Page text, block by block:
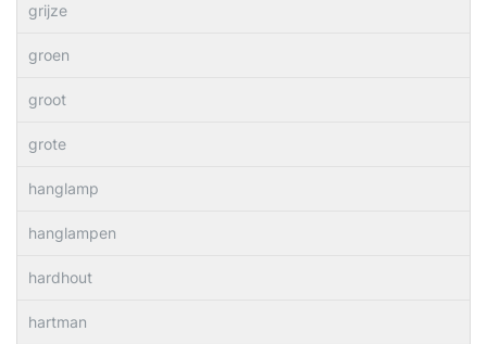
grijze
groen
groot
grote
hanglamp
hanglampen
hardhout
hartman